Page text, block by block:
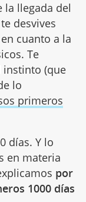
la llegada del
desvives
cuanto a la
Te
instinto (que
lo
primeros
días. Y lo
en materia
por
1000 días